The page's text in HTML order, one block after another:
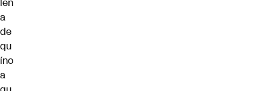
a
de
qu
íno
a